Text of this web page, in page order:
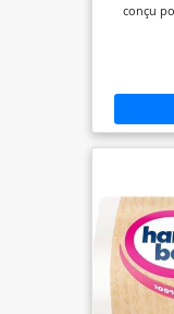
conçu
rempli
répond
s'agit
erreur de
les
poche
pour
principal